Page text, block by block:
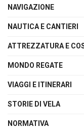
NAVIGAZIONE
NAUTICA E CANTIERI
ATTREZZATURA E
MONDO REGATE
VIAGGI E ITINERARI
STORIE DI VELA
NORMATIVA